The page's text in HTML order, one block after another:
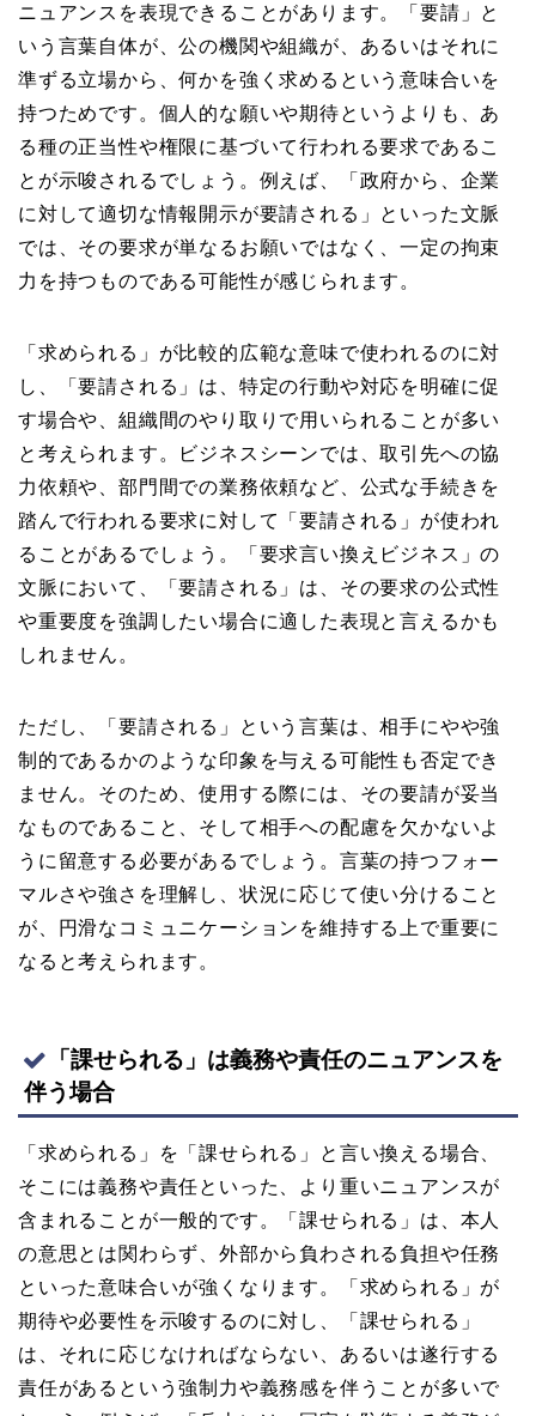
ニュアンスを表現できることがあります。「要請」と
いう言葉自体が、公の機関や組織が、あるいはそれに
準ずる立場から、何かを強く求めるという意味合いを
持つためです。個人的な願いや期待というよりも、あ
る種の正当性や権限に基づいて行われる要求であるこ
とが示唆されるでしょう。例えば、「政府から、企業
に対して適切な情報開示が要請される」といった文脈
では、その要求が単なるお願いではなく、一定の拘束
力を持つものである可能性が感じられます。
「求められる」が比較的広範な意味で使われるのに対
し、「要請される」は、特定の行動や対応を明確に促
す場合や、組織間のやり取りで用いられることが多い
と考えられます。ビジネスシーンでは、取引先への協
力依頼や、部門間での業務依頼など、公式な手続きを
踏んで行われる要求に対して「要請される」が使われ
ることがあるでしょう。「要求言い換えビジネス」の
文脈において、「要請される」は、その要求の公式性
や重要度を強調したい場合に適した表現と言えるかも
しれません。
ただし、「要請される」という言葉は、相手にやや強
制的であるかのような印象を与える可能性も否定でき
ません。そのため、使用する際には、その要請が妥当
なものであること、そして相手への配慮を欠かないよ
うに留意する必要があるでしょう。言葉の持つフォー
マルさや強さを理解し、状況に応じて使い分けること
が、円滑なコミュニケーションを維持する上で重要に
なると考えられます。
「課せられる」は義務や責任のニュアンスを
伴う場合
「求められる」を「課せられる」と言い換える場合、
そこには義務や責任といった、より重いニュアンスが
含まれることが一般的です。「課せられる」は、本人
の意思とは関わらず、外部から負わされる負担や任務
といった意味合いが強くなります。「求められる」が
期待や必要性を示唆するのに対し、「課せられる」
は、それに応じなければならない、あるいは遂行する
責任があるという強制力や義務感を伴うことが多いで